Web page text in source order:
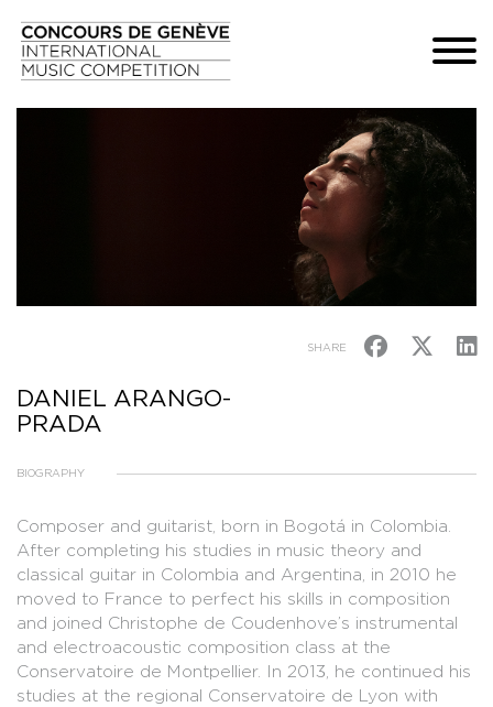
SHARE
DANIEL ARANGO-
PRADA
BIOGRAPHY
Composer and guitarist, born in Bogotá in Colombia.
After completing his studies in music theory and
classical guitar in Colombia and Argentina, in 2010 he
moved to France to perfect his skills in composition
and joined Christophe de Coudenhove’s instrumental
and electroacoustic composition class at the
Conservatoire de Montpellier. In 2013, he continued his
studies at the regional Conservatoire de Lyon with